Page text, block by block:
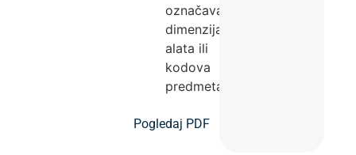
označavanje
dimenzija
alata ili
kodova
predmeta.
Pogledaj PDF